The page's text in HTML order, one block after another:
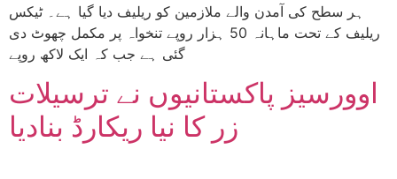
ہر سطح کی آمدن والے ملازمین کو ریلیف دیا گیا ہے۔ ٹیکس
ریلیف کے تحت ماہانہ 50 ہزار روپے تنخواہ پر مکمل چھوٹ دی
گئی ہے جب کہ ایک لاکھ روپے
اوورسیز پاکستانیوں نے ترسیلات
زر کا نیا ریکارڈ بنادیا